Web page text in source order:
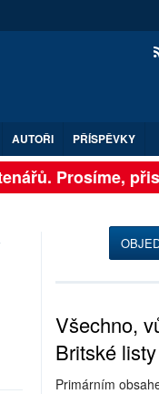
AUTOŘI PŘÍSPĚVKY
Prosíme,
Všechno,
Britské
Primárním